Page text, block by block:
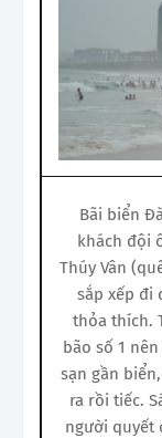
Bãi biển
khách đội
Thúy Vân
sắp xếp đi
thỏa thích.
bão số 1
sạn gần
ra rồi tiếc.
người quyết